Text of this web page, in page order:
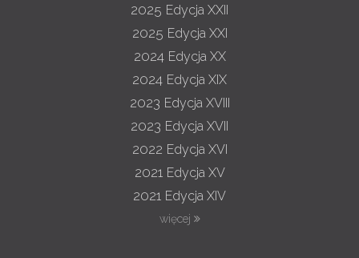
2025 Edycja XXII
2025 Edycja XXI
2024 Edycja XX
2024 Edycja XIX
2023 Edycja XVIII
2023 Edycja XVII
2022 Edycja XVI
2021 Edycja XV
2021 Edycja XIV
więcej